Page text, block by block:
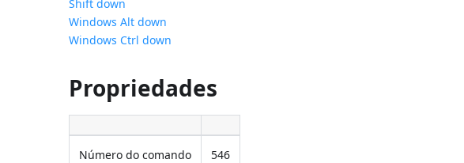
Shift down
Windows Alt down
Windows Ctrl down
Propriedades
Número do comando 546